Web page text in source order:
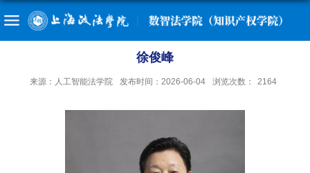
徐俊峰
来源：人工智能法学院 发布时间：2026-06-04 浏览次数： 2164